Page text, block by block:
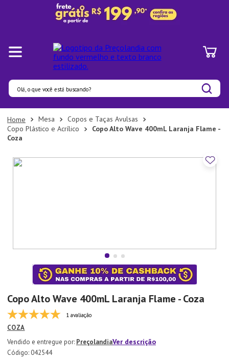
Olá, o que você está buscando?
Mesa
Copos e Taças Avulsas
Copo Plástico e Acrílico
Copo Alto Wave 400mL Laranja Flame -
Coza
Copo Alto Wave 400mL Laranja Flame - Coza
1 avaliação
COZA
PreçolandiaVer descrição
: 042544
Termos mais buscados
1º
Pratos
3
Lixeira